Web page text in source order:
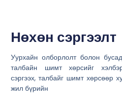
Нөхөн сэргээлт
Уурхайн олборлолт болон
талбайн шимт хөрсийг
сэргээх, талбайг шимт хөрсөөр
жил бүрийн